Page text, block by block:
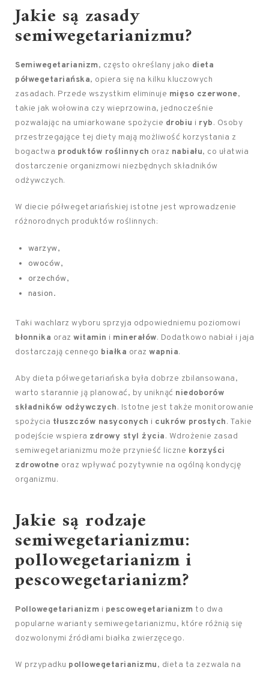
Jakie są zasady
semiwegetarianizmu?
Semiwegetarianizm, często określany jako dieta
półwegetariańska, opiera się na kilku kluczowych
zasadach. Przede wszystkim eliminuje mięso czerwone,
takie jak wołowina czy wieprzowina, jednocześnie
pozwalając na umiarkowane spożycie drobiu i ryb. Osoby
przestrzegające tej diety mają możliwość korzystania z
bogactwa produktów roślinnych oraz nabiału, co ułatwia
dostarczenie organizmowi niezbędnych składników
odżywczych.
W diecie półwegetariańskiej istotne jest wprowadzenie
różnorodnych produktów roślinnych:
warzyw,
owoców,
orzechów,
nasion.
Taki wachlarz wyboru sprzyja odpowiedniemu poziomowi
błonnika oraz witamin i minerałów. Dodatkowo nabiał i jaja
dostarczają cennego białka oraz wapnia.
Aby dieta półwegetariańska była dobrze zbilansowana,
warto starannie ją planować, by uniknąć niedoborów
składników odżywczych. Istotne jest także monitorowanie
spożycia tłuszczów nasyconych i cukrów prostych. Takie
podejście wspiera zdrowy styl życia. Wdrożenie zasad
semiwegetarianizmu może przynieść liczne korzyści
zdrowotne oraz wpływać pozytywnie na ogólną kondycję
organizmu.
Jakie są rodzaje
semiwegetarianizmu:
pollowegetarianizm i
pescowegetarianizm?
Pollowegetarianizm i pescowegetarianizm to dwa
popularne warianty semiwegetarianizmu, które różnią się
dozwolonymi źródłami białka zwierzęcego.
W przypadku pollowegetarianizmu, dieta ta zezwala na